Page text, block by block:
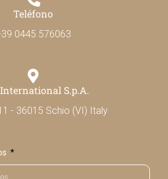
Teléfono
0445 576063
S.p.A.
- 36015 Schio (VI) Italy